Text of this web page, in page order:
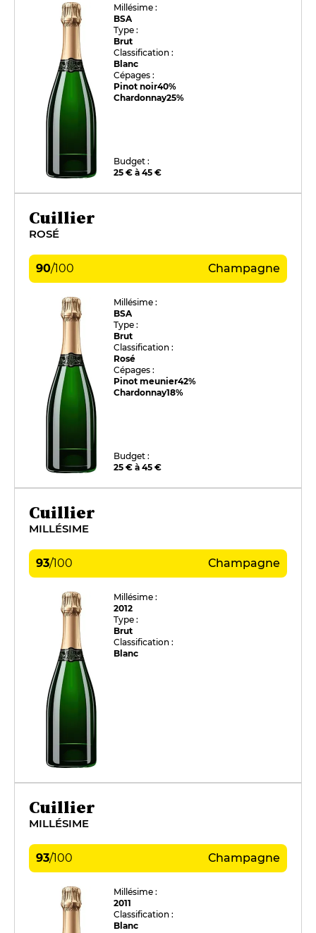
Millésime :
BSA
Type :
Brut
Classification :
Blanc
Cépages :
Pinot noir40%
Chardonnay25%
Budget :
25 € à 45 €
Cuillier
ROSÉ
90/100 Champagne
Millésime :
BSA
Type :
Brut
Classification :
Rosé
Cépages :
Pinot meunier42%
Chardonnay18%
Budget :
25 € à 45 €
Cuillier
MILLÉSIME
93/100 Champagne
Millésime :
2012
Type :
Brut
Classification :
Blanc
Cuillier
MILLÉSIME
93/100 Champagne
Millésime :
2011
Classification :
Blanc